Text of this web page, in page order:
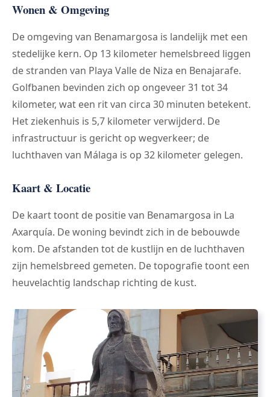
Wonen & Omgeving
De omgeving van Benamargosa is landelijk met een
stedelijke kern. Op 13 kilometer hemelsbreed liggen
de stranden van Playa Valle de Niza en Benajarafe.
Golfbanen bevinden zich op ongeveer 31 tot 34
kilometer, wat een rit van circa 30 minuten betekent.
Het ziekenhuis is 5,7 kilometer verwijderd. De
infrastructuur is gericht op wegverkeer; de
luchthaven van Málaga is op 32 kilometer gelegen.
Kaart & Locatie
De kaart toont de positie van Benamargosa in La
Axarquía. De woning bevindt zich in de bebouwde
kom. De afstanden tot de kustlijn en de luchthaven
zijn hemelsbreed gemeten. De topografie toont een
heuvelachtig landschap richting de kust.